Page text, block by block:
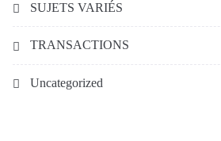
SUJETS VARIÉS
TRANSACTIONS
Uncategorized